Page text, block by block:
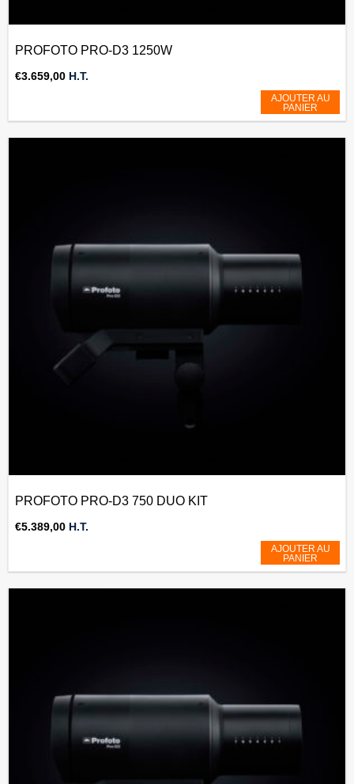
PROFOTO PRO-D3 1250W
€3.659,00 H.T.
AJOUTER AU
PANIER
PROFOTO PRO-D3 750 DUO KIT
€5.389,00 H.T.
AJOUTER AU
PANIER